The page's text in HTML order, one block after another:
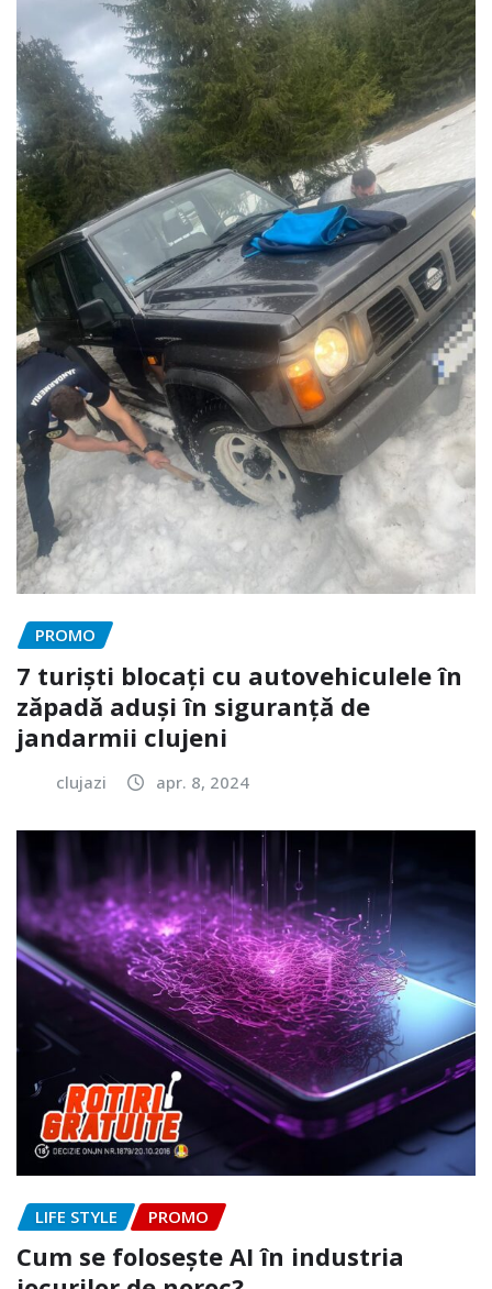
PROMO
7 turiști blocați cu autovehiculele în
zăpadă aduși în siguranță de
jandarmii clujeni
clujazi apr. 8, 2024
LIFE STYLE PROMO
Cum se folosește AI în industria